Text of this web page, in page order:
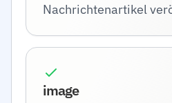
Nachrichtenartikel
image